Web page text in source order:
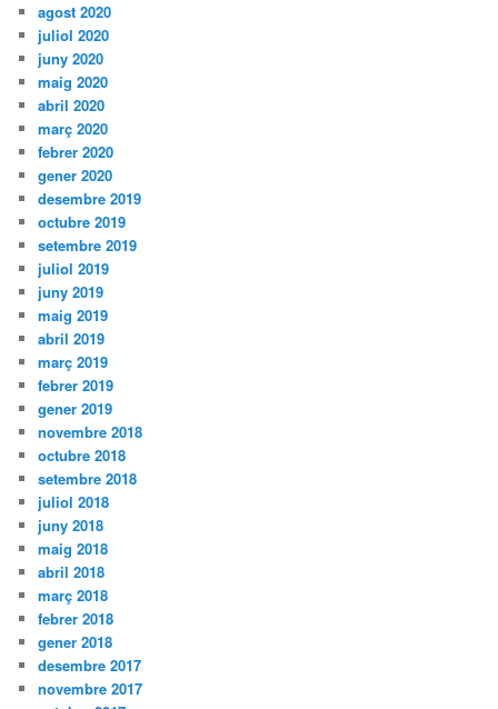
agost 2020
juliol 2020
juny 2020
maig 2020
abril 2020
març 2020
febrer 2020
gener 2020
desembre 2019
octubre 2019
setembre 2019
juliol 2019
juny 2019
maig 2019
abril 2019
març 2019
febrer 2019
gener 2019
novembre 2018
octubre 2018
setembre 2018
juliol 2018
juny 2018
maig 2018
abril 2018
març 2018
febrer 2018
gener 2018
desembre 2017
novembre 2017